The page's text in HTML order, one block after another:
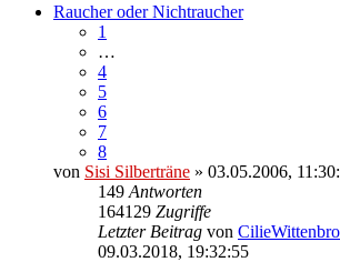
Raucher oder Nichtraucher
1
…
4
5
6
7
8
von Sisi Silberträne » 03.05.2006,
149 Antworten
164129 Zugriffe
Letzter Beitrag von
09.03.2018, 19:32:55